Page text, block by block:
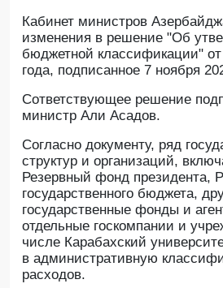
Кабинет министров
изменения в решение "Об
бюджетной классификации" от
года, подписанное 7 ноября
Сответствующее решение
министр Али Асадов.
Согласно документу, ряд
структур и организаций,
Резервный фонд президента,
государственного бюджета,
государственные фонды и
отдельные госкомпании и
числе Карабахский
в административную
расходов.